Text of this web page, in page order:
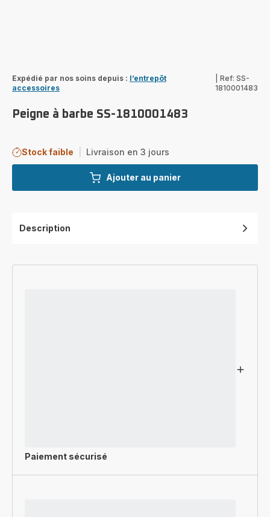
Expédié par nos soins depuis : l’entrepôt
accessoires
Ref: SS-
1810001483
Peigne à barbe SS-1810001483
Stock faible Livraison en 3 jours
Ajouter au panier
Description
Paiement sécurisé